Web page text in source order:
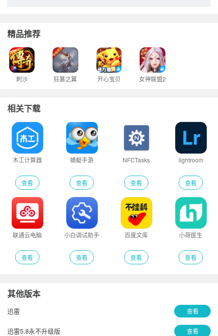
精品推荐
刺沙 狂暴之翼 开心宝贝 女神联盟2
相关下载
木工计算器
查看
蜻蜓手游
查看
NFCTasks
查看
lightroom
查看
联通云电脑
查看
小白调试助手
查看
百度文库
查看
小荷医生
查看
其他版本
迅雷 查看
迅雷5.8永不升级版 查看